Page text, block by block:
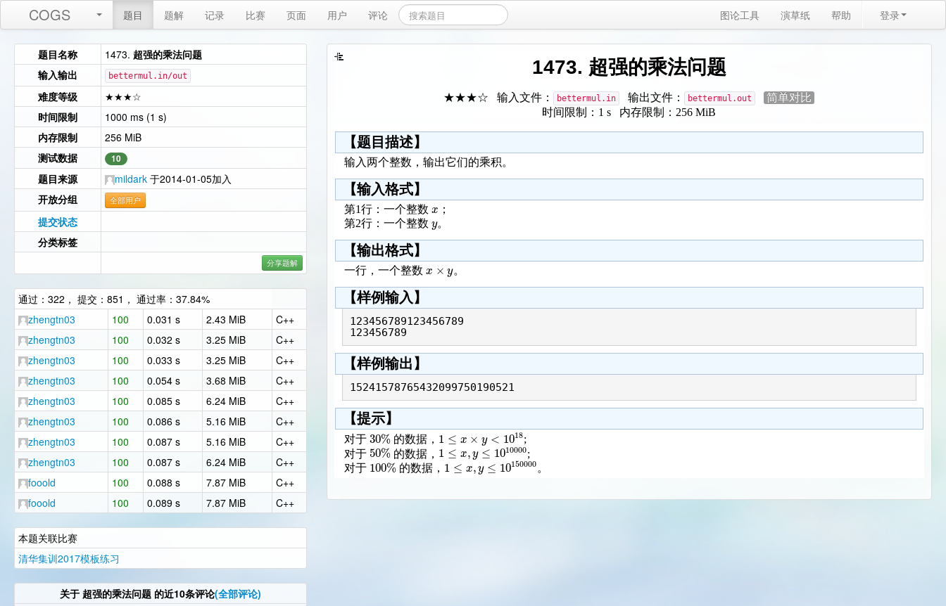
COGS 题目 题解 记录 比赛 页面 用户 评论 图论工具 演草纸 帮助 登录
题目名称 1473. 超强的乘法问题
输入输出
bettermul.in/out
难度等级
★★★☆
时间限制
1000 ms (1 s)
内存限制
256 MiB
测试数据
10
题目来源 mildark 于2014-01-05加入
开放分组
全部用户
提交状态
分类标签
分享题解
通过：322， 提交：851， 通过率：37.84%
zhengtn03
100 0.031 s 2.43 MiB
C++
zhengtn03
100 0.032 s 3.25 MiB
C++
zhengtn03
100 0.033 s 3.25 MiB
C++
zhengtn03
100 0.054 s 3.68 MiB
C++
zhengtn03
100 0.085 s 6.24 MiB
C++
zhengtn03
100 0.086 s 5.16 MiB
C++
zhengtn03
100 0.087 s 5.16 MiB
C++
zhengtn03
100 0.087 s 6.24 MiB
C++
fooold
100 0.088 s 7.87 MiB
C++
fooold
100 0.089 s 7.87 MiB C++
本题关联比赛
清华集训2017模板练习
关于 超强的乘法问题 的近10条评论(全部评论)
1473. 超强的乘法问题
★★★☆ 输入文件： bettermul.in 输出文件： bettermul.out
简单对比
时间限制：1 s 内存限制：256 MiB
【题目描述】
输入两个整数，输出它们的乘积。
【输入格式】
第1行：一个整数 x ；
第2行：一个整数 y。
【输出格式】
一行，一个整数 x × y。
【样例输入】
123456789123456789
123456789
【样例输出】
15241578765432099750190521
【提示】
对于 30% 的数据， 1 ≤ x × y < 1018;
对于 50% 的数据， 1 ≤ x,y ≤ 1010000;
对于 100% 的数据， 1 ≤ x,y ≤ 10150000。